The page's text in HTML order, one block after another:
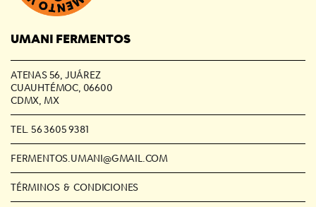
UMANI FERMENTOS
ATENAS 56, JUÁREZ
CUAUHTÉMOC, 06600
CDMX, MX
TEL. 56 3605 9381
FERMENTOS.UMANI@GMAIL.COM
TÉRMINOS & CONDICIONES